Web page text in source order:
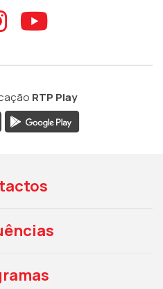
ao
Aceder ao
Aceder
RTP Play